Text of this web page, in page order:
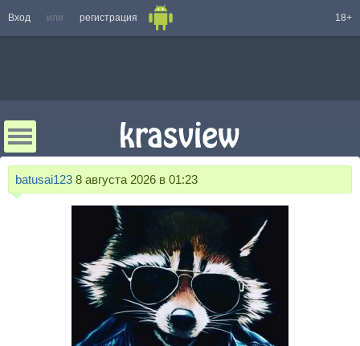
Вход или регистрация 18+
batusai123 8 августа 2026 в 01:23